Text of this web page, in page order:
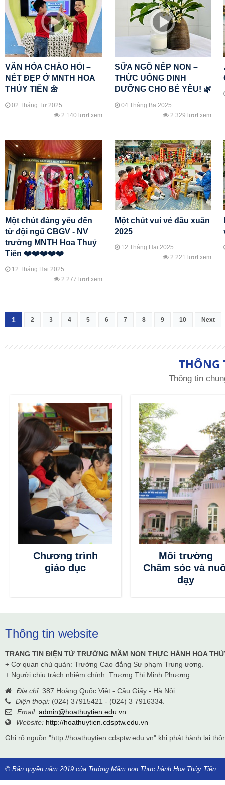
VĂN HÓA CHÀO HỎI –
NÉT ĐẸP Ở MNTH HOA
THỦY TIÊN 🌼
02 Tháng Tư 2025
2.140 lượt xem
SỮA NGÔ NẾP NON –
THỨC UỐNG DINH
DƯỠNG CHO BÉ YÊU! 🌿
04 Tháng Ba 2025
2.329 lượt xem
Một chút đáng yêu đến
từ đội ngũ CBGV - NV
trường MNTH Hoa Thuỷ
Tiên ❤️❤️❤️❤️❤️
12 Tháng Hai 2025
2.277 lượt xem
Một chút vui vẻ đầu xuân
2025
12 Tháng Hai 2025
2.221 lượt xem
1 2 3 4 5 6 7 8 9 10 Next
THÔNG
Thông tin
Chương trình
giáo dục
Môi trường
Chăm sóc và
dạy
Thông tin website
TRANG TIN ĐIỆN TỬ TRƯỜNG MẦM NON THỰC HÀNH HOA
+ Cơ quan chủ quản: Trường Cao đẳng Sư phạm Trung ương.
+ Người chịu trách nhiệm chính: Trương Thị Minh Phượng.
Địa chỉ: 387 Hoàng Quốc Việt - Cầu Giấy - Hà Nội.
Điện thoại: (024) 37915421 - (024) 3 7916334.
Email: admin@hoathuytien.edu.vn
Website: http://hoathuytien.cdsptw.edu.vn
Ghi rõ nguồn "http://hoathuytien.cdsptw.edu.vn" khi phát hành lại
© Bản quyền năm 2019 của Trường Mầm non Thực hành Hoa Thủy Tiên